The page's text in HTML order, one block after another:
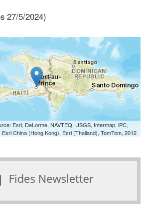
27/5/2024)
Esri, DeLorme, NAVTEQ, USGS, Intermap, iPC,
China (Hong Kong), Esri (Thailand), TomTom, 2012